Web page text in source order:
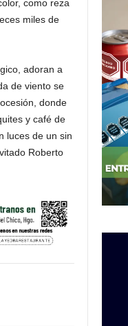
como reza
miles de
adoran a
de viento se
donde
y café de
luces de un sin
Roberto